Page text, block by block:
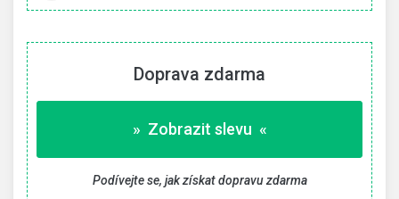
Doprava zdarma
» Zobrazit slevu «
Podívejte se, jak získat dopravu zdarma